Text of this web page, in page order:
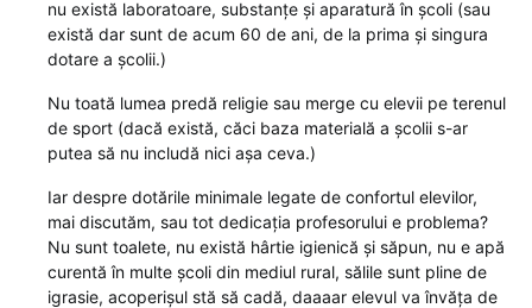
nu există laboratoare, substanțe și aparatură în școli (sau
există dar sunt de acum 60 de ani, de la prima și singura
dotare a școlii.)
Nu toată lumea predă religie sau merge cu elevii pe terenul
de sport (dacă există, căci baza materială a școlii s-ar
putea să nu includă nici așa ceva.)
Iar despre dotările minimale legate de confortul elevilor,
mai discutăm, sau tot dedicația profesorului e problema?
Nu sunt toalete, nu există hârtie igienică și săpun, nu e apă
curentă în multe școli din mediul rural, sălile sunt pline de
igrasie, acoperișul stă să cadă, daaaar elevul va învăța de